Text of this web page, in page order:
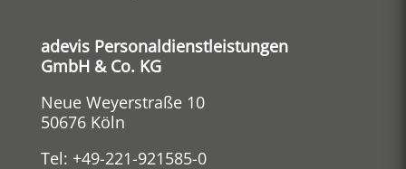
adevis Personaldienstleistungen
GmbH & Co. KG
Neue Weyerstraße 10
50676 Köln
Tel: +49-221-921585-0